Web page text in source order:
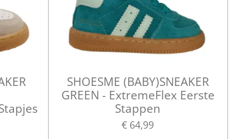
SHOESME (BABY)SNEAKER
GREEN - ExtremeFlex Eerste
Stappen
€ 64,99